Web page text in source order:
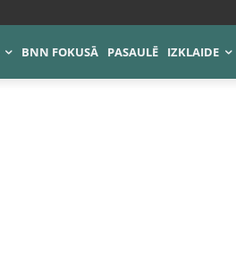
BNN FOKUSĀ PASAULĒ IZKLAIDE